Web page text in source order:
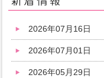
2026年07月16日
2026年07月01日
2026年05月29日